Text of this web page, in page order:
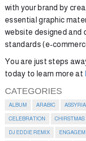
with your brand by
essential graphic
website designed and
standards (e-
You are just steps
today to learn more at
CATEGORIES
ALBUM ARABIC
CELEBRATION CHIRSTMAS
DJ EDDIE REMIX